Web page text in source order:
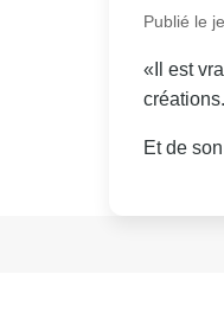
Publié le
«Il est
Et de